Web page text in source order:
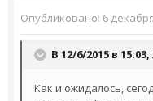
Опубликовано: 6
В 12/6/2015 в 15:03,
Как и ожидалось,